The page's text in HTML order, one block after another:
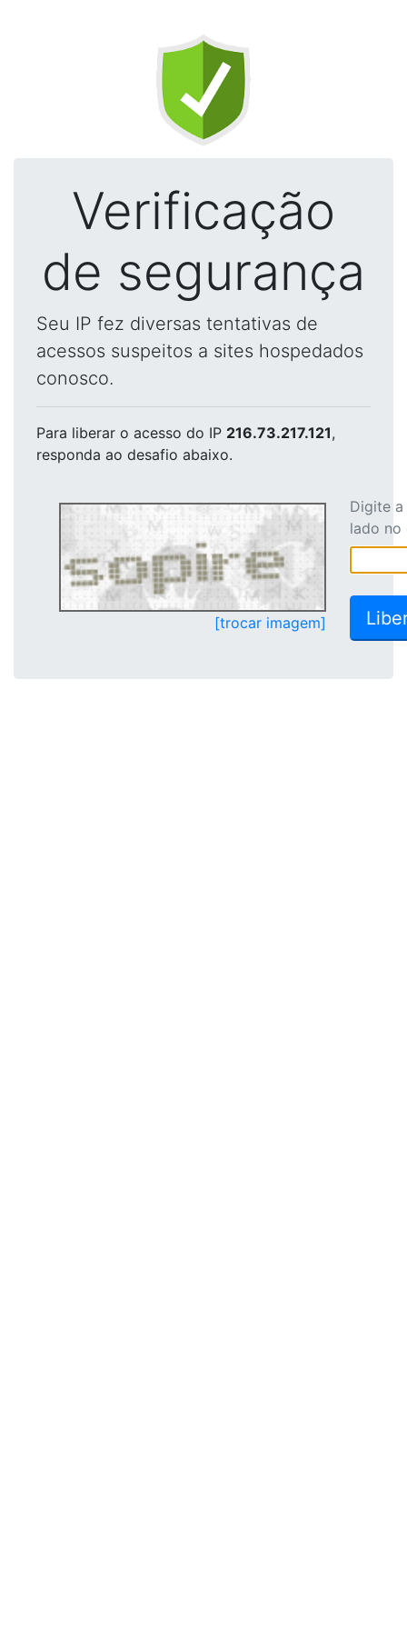
Verificação
de segurança
Seu IP fez diversas tentativas de
acessos suspeitos a sites hospedados
conosco.
Para liberar o acesso do IP 216.73.217.121,
responda ao desafio abaixo.
[trocar imagem]
Digite
lado no